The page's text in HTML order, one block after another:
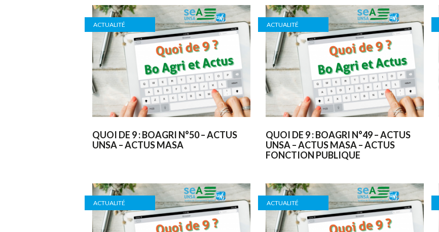
ACTUALITÉ
QUOI DE 9 : BOAGRI N°50 – ACTUS
UNSA – ACTUS MASA
ACTUALITÉ
QUOI DE 9 : BOAGRI N°49 – ACTUS
UNSA – ACTUS MASA – ACTUS
FONCTION PUBLIQUE
ACTUALITÉ ACTUALITÉ